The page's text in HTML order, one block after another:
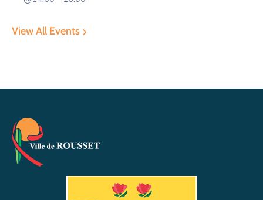
View All Events